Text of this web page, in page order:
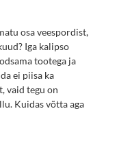
osa veespordist,
Iga kalipso
tootega ja
ei piisa ka
vaid tegu on
Kuidas võtta aga